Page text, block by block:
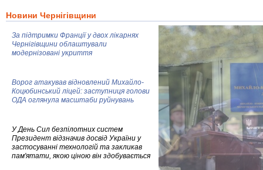
Новини Чернігівщини
За підтримки Франції у двох лікарнях
Чернігівщини облаштували
модернізовані укриття
Ворог атакував відновлений Михайло-
Коцюбинський ліцей: заступниця голови
ОДА оглянула масштаби руйнувань
У День Сил безпілотних систем
Президент відзначив досвід України у
застосуванні технологій та закликав
пам'ятати, якою ціною він здобувається